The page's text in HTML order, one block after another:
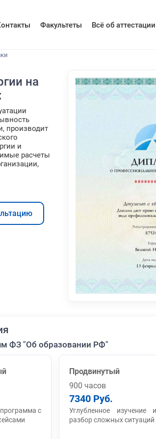
Факультеты Всё об
на
производит
и
расчеты
ФЗ "Об образовании РФ"
с
Продвинутый
900 часов
7340 Руб.
Углубленное изучение и
разбор сложных ситуаций